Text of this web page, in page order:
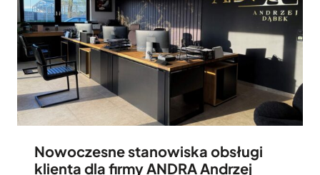
Nowoczesne stanowiska obsługi
klienta dla firmy ANDRA Andrzej